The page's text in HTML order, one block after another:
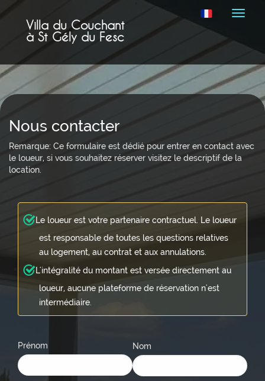
Villa du Couchant
à St Gély du Fesc
Nous contacter
Remarque: Ce formulaire est dédié pour entrer en contact avec
le loueur, si vous souhaitez réserver visitez le descriptif de la
location.
Le loueur est votre partenaire contractuel. Le loueur
est responsable de toutes les questions relatives
au logement, au contrat et aux annulations.
L'intégralité du montant est versée directement au
loueur, aucune plateforme de réservation n'est
intermédiaire.
Prénom Nom